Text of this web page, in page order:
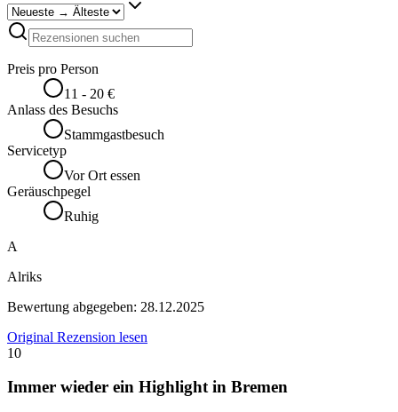
Preis pro Person
11 - 20 €
Anlass des Besuchs
Stammgastbesuch
Servicetyp
Vor Ort essen
Geräuschpegel
Ruhig
A
Alriks
Bewertung abgegeben: 28.12.2025
Original Rezension lesen
10
Immer wieder ein Highlight in Bremen